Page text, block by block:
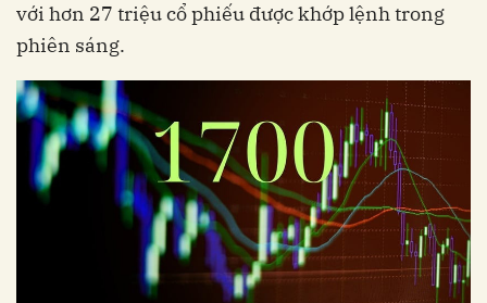
với hơn 27 triệu cổ phiếu được khớp lệnh trong
phiên sáng.